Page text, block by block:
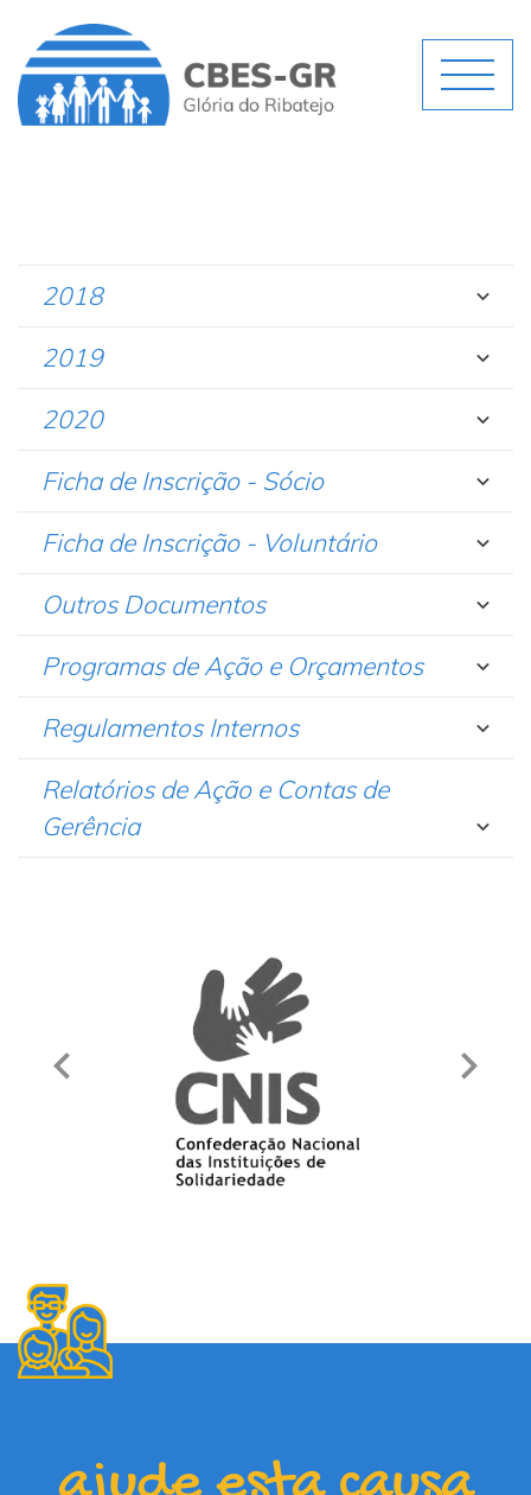
2018
2019
2020
Ficha de Inscrição - Sócio
Ficha de Inscrição - Voluntário
Outros Documentos
Programas de Ação e Orçamentos
Regulamentos Internos
Relatórios de Ação e Contas de
Gerência